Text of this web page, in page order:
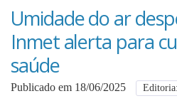
Anuncie
Anuncie
Umidade do ar
Inmet alerta para
saúde
Publicado em 18/06/2025